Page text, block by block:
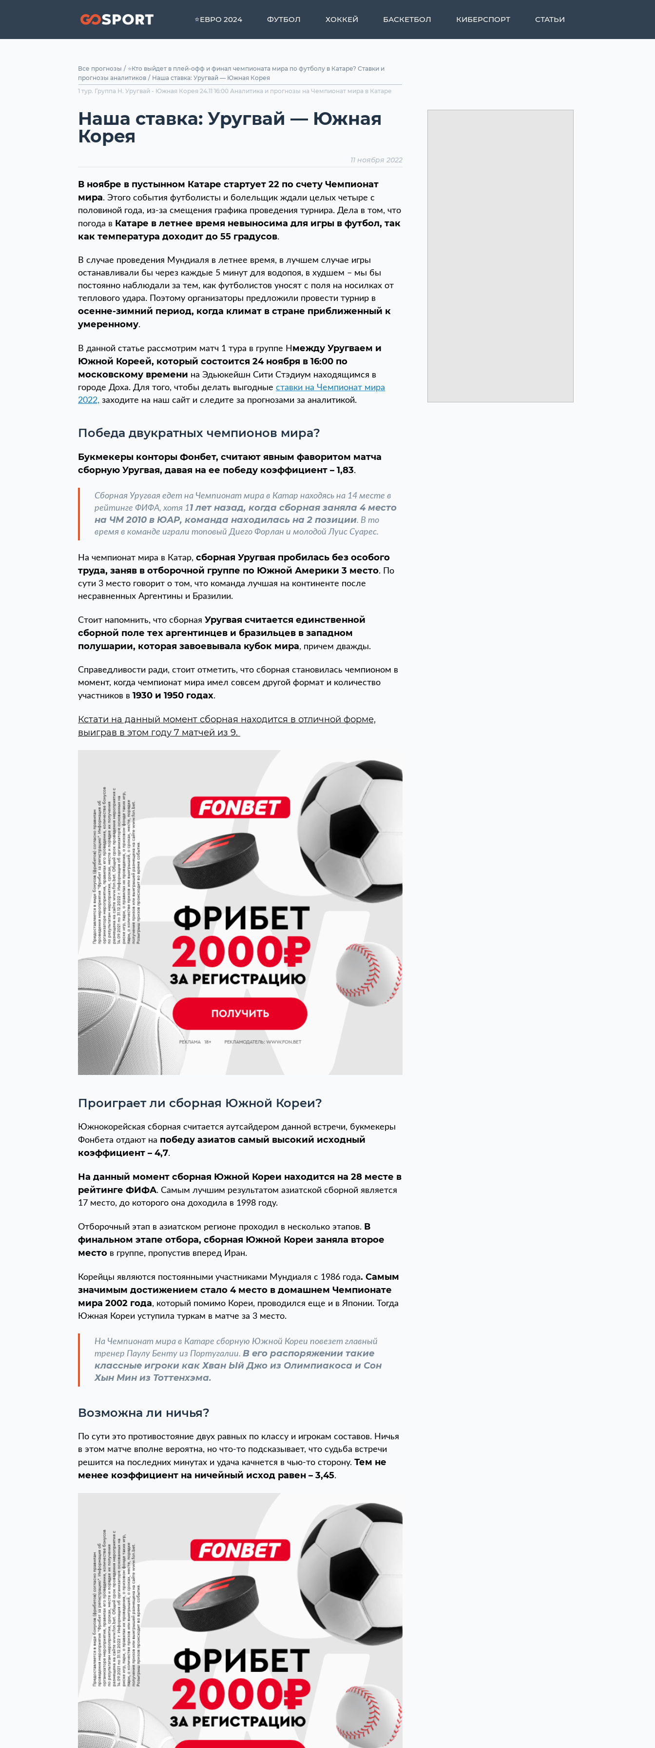
⭐ЕВРО 2024 ФУТБОЛ ХОККЕЙ БАСКЕТБОЛ КИБЕРСПОРТ СТАТЬИ
Все прогнозы / ⭐Кто выйдет в плей-офф и финал чемпионата мира по футболу в Катаре? Ставки и
прогнозы аналитиков / Наша ставка: Уругвай — Южная Корея
1 тур. Группа H. Уругвай - Южная Корея 24.11 16:00 Аналитика и прогнозы на Чемпионат мира в Катаре
Наша ставка: Уругвай — Южная
Корея
11 ноября 2022
В ноябре в пустынном Катаре стартует 22 по счету Чемпионат
мира. Этого события футболисты и болельщик ждали целых четыре с
половиной года, из-за смещения графика проведения турнира. Дела в том, что
погода в Катаре в летнее время невыносима для игры в футбол, так
как температура доходит до 55 градусов.
В случае проведения Мундиаля в летнее время, в лучшем случае игры
останавливали бы через каждые 5 минут для водопоя, в худшем – мы бы
постоянно наблюдали за тем, как футболистов уносят с поля на носилках от
теплового удара. Поэтому организаторы предложили провести турнир в
осенне-зимний период, когда климат в стране приближенный к
умеренному.
В данной статье рассмотрим матч 1 тура в группе H между Уругваем и
Южной Кореей, который состоится 24 ноября в 16:00 по
московскому времени на Эдьюкейшн Сити Стэдиум находящимся в
городе Доха. Для того, чтобы делать выгодные ставки на Чемпионат мира
2022, заходите на наш сайт и следите за прогнозами за аналитикой.
Победа двукратных чемпионов мира?
Букмекеры конторы Фонбет, считают явным фаворитом матча
сборную Уругвая, давая на ее победу коэффициент – 1,83.
Сборная Уругвая едет на Чемпионат мира в Катар находясь на 14 месте в
рейтинге ФИФА, хотя 11 лет назад, когда сборная заняла 4 место
на ЧМ 2010 в ЮАР, команда находилась на 2 позиции. В то
время в команде играли топовый Диего Форлан и молодой Луис Суарес.
На чемпионат мира в Катар, сборная Уругвая пробилась без особого
труда, заняв в отборочной группе по Южной Америки 3 место. По
сути 3 место говорит о том, что команда лучшая на континенте после
несравненных Аргентины и Бразилии.
Стоит напомнить, что сборная Уругвая считается единственной
сборной поле тех аргентинцев и бразильцев в западном
полушарии, которая завоевывала кубок мира, причем дважды.
Справедливости ради, стоит отметить, что сборная становилась чемпионом в
момент, когда чемпионат мира имел совсем другой формат и количество
участников в 1930 и 1950 годах.
Кстати на данный момент сборная находится в отличной форме,
выиграв в этом году 7 матчей из 9.
Проиграет ли сборная Южной Кореи?
Южнокорейская сборная считается аутсайдером данной встречи, букмекеры
Фонбета отдают на победу азиатов самый высокий исходный
коэффициент – 4,7.
На данный момент сборная Южной Кореи находится на 28 месте в
рейтинге ФИФА. Самым лучшим результатом азиатской сборной является
17 место, до которого она доходила в 1998 году.
Отборочный этап в азиатском регионе проходил в несколько этапов. В
финальном этапе отбора, сборная Южной Кореи заняла второе
место в группе, пропустив вперед Иран.
Корейцы являются постоянными участниками Мундиаля с 1986 года. Самым
значимым достижением стало 4 место в домашнем Чемпионате
мира 2002 года, который помимо Кореи, проводился еще и в Японии. Тогда
Южная Кореи уступила туркам в матче за 3 место.
На Чемпионат мира в Катаре сборную Южной Кореи повезет главный
тренер Паулу Бенту из Португалии. В его распоряжении такие
классные игроки как Хван Ый Джо из Олимпиакоса и Сон
Хын Мин из Тоттенхэма.
Возможна ли ничья?
По сути это противостояние двух равных по классу и игрокам составов. Ничья
в этом матче вполне вероятна, но что-то подсказывает, что судьба встречи
решится на последних минутах и удача качнется в чью-то сторону. Тем не
менее коэффициент на ничейный исход равен – 3,45.